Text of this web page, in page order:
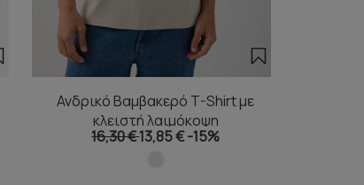
Ανδρικό Βαμβακερό T-Shirt με
κλειστή λαιμόκοψη
16,30 €13,85 €-15%